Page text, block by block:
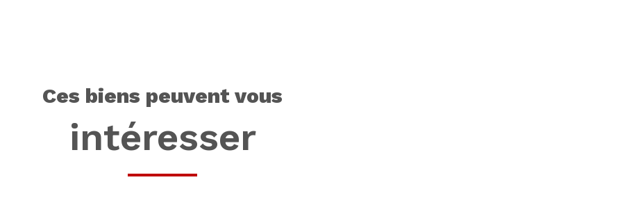
ces biens peuvent vous
intéresser